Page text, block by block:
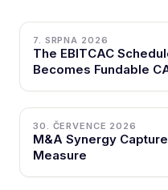
7. SRPNA 2026
The EBITCAC
Becomes Fundable
30. ČERVENCE 2026
M&A Synergy
Measure